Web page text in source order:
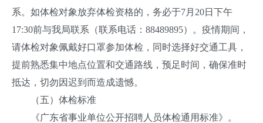
系。如体检对象放弃体检资格的，务必于7月20日下午
17:30前与我局联系（联系电话：88489895）。疫情期间，
请体检对象佩戴好口罩参加体检，同时选择好交通工具，
提前熟悉集中地点位置和交通路线，预足时间，确保准时
抵达，切勿因迟到而造成遗憾。
（五）体检标准
《广东省事业单位公开招聘人员体检通用标准》。